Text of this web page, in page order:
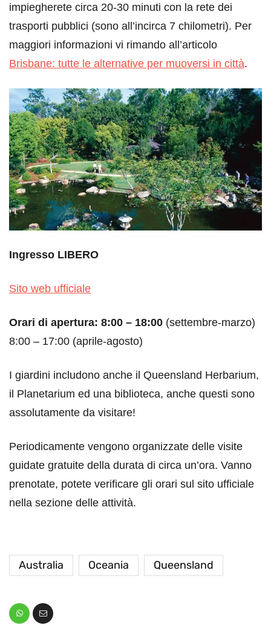
impiegherete circa 20-30 minuti con la rete dei
trasporti pubblici (sono all’incirca 7 chilometri). Per
maggiori informazioni vi rimando all’articolo
Brisbane: tutte le alternative per muoversi in città.
Ingresso LIBERO
Sito web ufficiale
Orari di apertura: 8:00 – 18:00 (settembre-marzo)
8:00 – 17:00 (aprile-agosto)
I giardini includono anche il Queensland Herbarium,
il Planetarium ed una biblioteca, anche questi sono
assolutamente da visitare!
Periodicamente vengono organizzate delle visite
guidate gratuite della durata di circa un’ora. Vanno
prenotate, potete verificare gli orari sul sito ufficiale
nella sezione delle attività.
Australia Oceania Queensland